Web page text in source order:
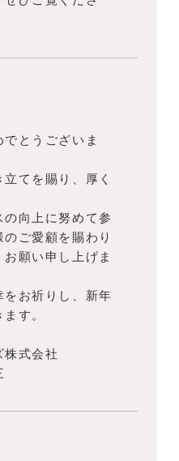
とうございま
てを賜り、厚く
向上に努めて参
ご愛顧を賜わり
願い申し上げま
をお祈りし、新年
す。
株式会社